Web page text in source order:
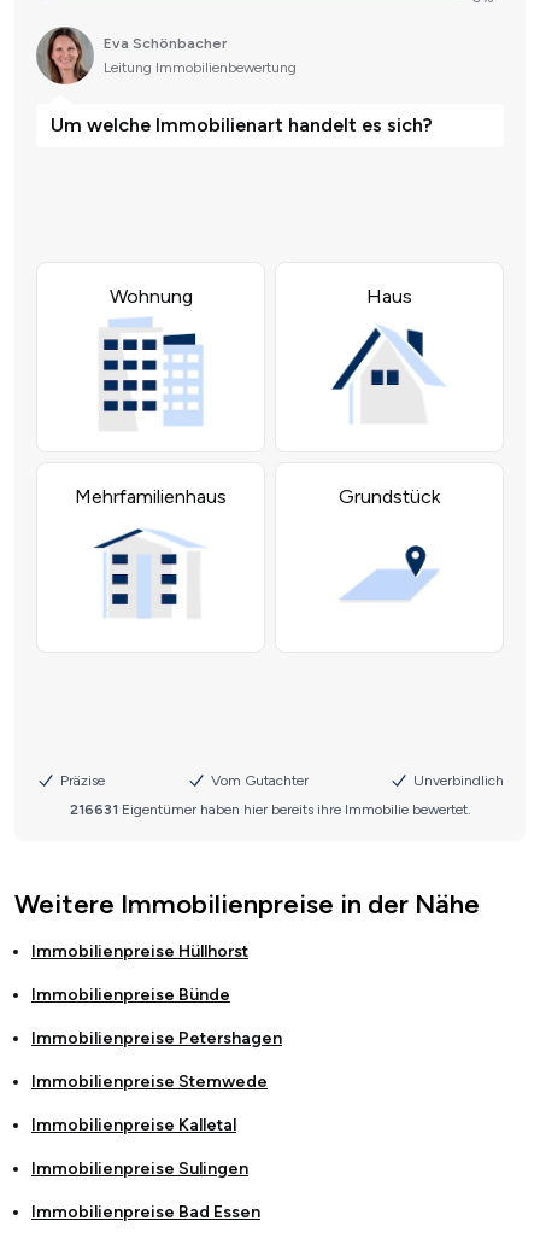
Weitere Immobilienpreise in der Nähe
Immobilienpreise Hüllhorst
Immobilienpreise Bünde
Immobilienpreise Petershagen
Immobilienpreise Stemwede
Immobilienpreise Kalletal
Immobilienpreise Sulingen
Immobilienpreise Bad Essen